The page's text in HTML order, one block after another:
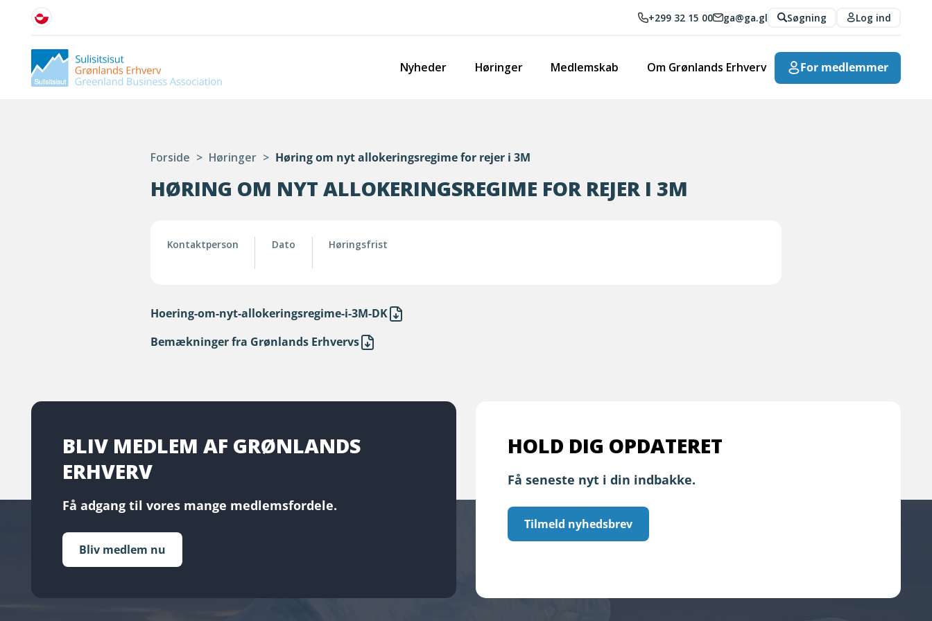
+299 32 15 00 ga@ga.gl Søgning Log ind
Nyheder Høringer Medlemskab Om Grønlands Erhverv For medlemmer
Forside > Høringer > Høring om nyt allokeringsregime for rejer i 3M
HØRING OM NYT ALLOKERINGSREGIME FOR REJER I 3M
Kontaktperson Dato Høringsfrist
Hoering-om-nyt-allokeringsregime-i-3M-DK
Bemækninger fra Grønlands Erhvervs
BLIV MEDLEM AF GRØNLANDS
ERHVERV
Få adgang til vores mange medlemsfordele.
Bliv medlem nu
HOLD DIG OPDATERET
Få seneste nyt i din indbakke.
Tilmeld nyhedsbrev